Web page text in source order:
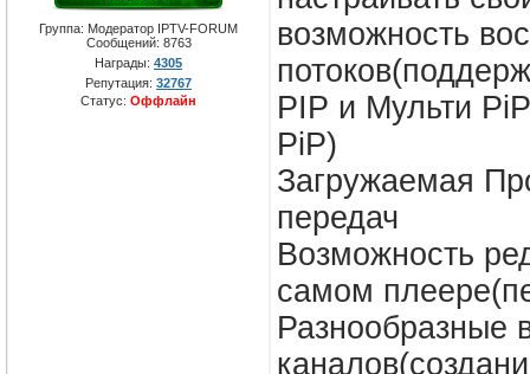
Группа: Модератор IPTV-FORUM
Сообщений: 8763
Награды: 4305
Репутация: 32767
Статус: Оффлайн
возможность
PIP и Мульти
PiP)
Загружаемая
передач
Возможность
самом
Разнообразные